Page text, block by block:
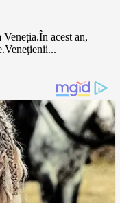
acest an,